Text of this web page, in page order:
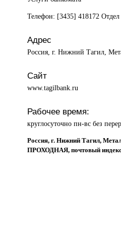
Телефон: [3435] 418172 Отдел
Адрес
Россия, г. Нижний Тагил,
Сайт
www.tagilbank.ru
Рабочее время:
круглосуточно пн-вс без
Россия, г. Нижний Тагил,
ПРОХОДНАЯ, почтовый